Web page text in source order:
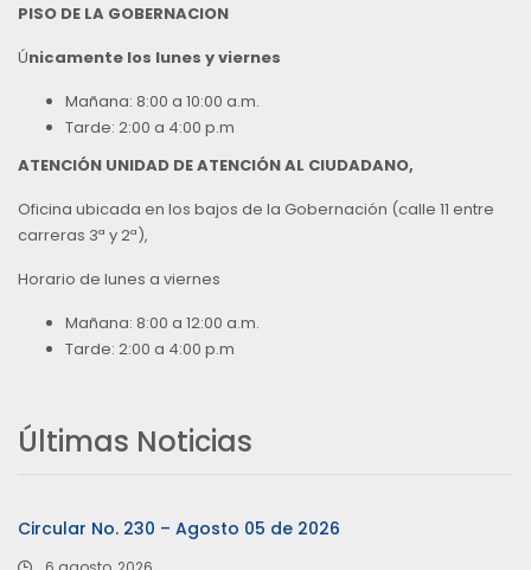
PISO DE LA GOBERNACION
Únicamente los lunes y viernes
Mañana: 8:00 a 10:00 a.m.
Tarde: 2:00 a 4:00 p.m
ATENCIÓN UNIDAD DE ATENCIÓN AL CIUDADANO,
Oficina ubicada en los bajos de la Gobernación (calle 11 entre
carreras 3ª y 2ª),
Horario de lunes a viernes
Mañana: 8:00 a 12:00 a.m.
Tarde: 2:00 a 4:00 p.m
Últimas Noticias
Circular No. 230 – Agosto 05 de 2026